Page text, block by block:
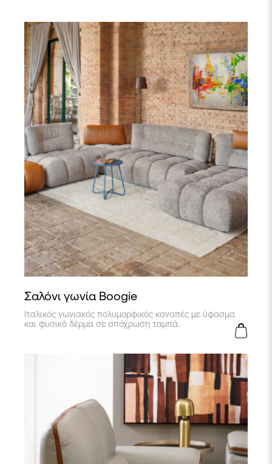
Σαλόνι γωνία Boogie
Ιταλικός γωνιακός πολυμορφικός καναπές με ύφασμα
και φυσικό δέρμα σε απόχρωση ταμπά.